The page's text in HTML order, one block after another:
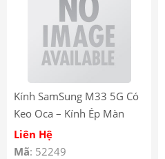
Kính SamSung M33 5G Có
Keo Oca – Kính Ép Màn
Hình SamSung M33 5G có
keo OCA
Liên Hệ
Mã: 52249